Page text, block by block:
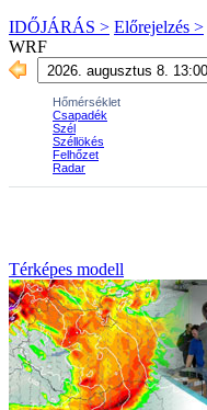
IDŐJÁRÁS > Előrejelzés >
WRF
Térképes modell